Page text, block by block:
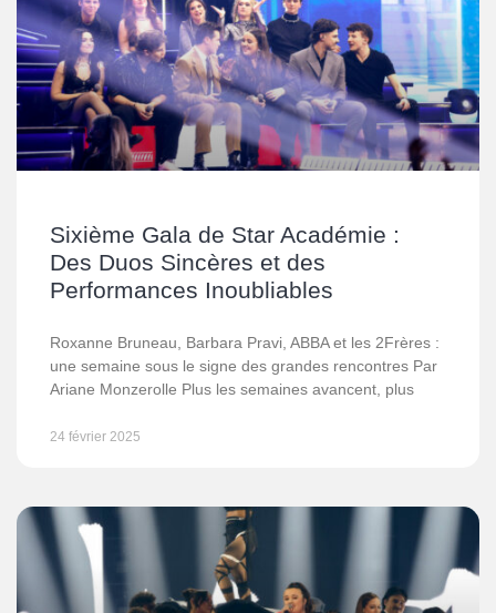
Sixième Gala de Star Académie :
Des Duos Sincères et des
Performances Inoubliables
Roxanne Bruneau, Barbara Pravi, ABBA et les 2Frères :
une semaine sous le signe des grandes rencontres Par
Ariane Monzerolle Plus les semaines avancent, plus
24 février 2025